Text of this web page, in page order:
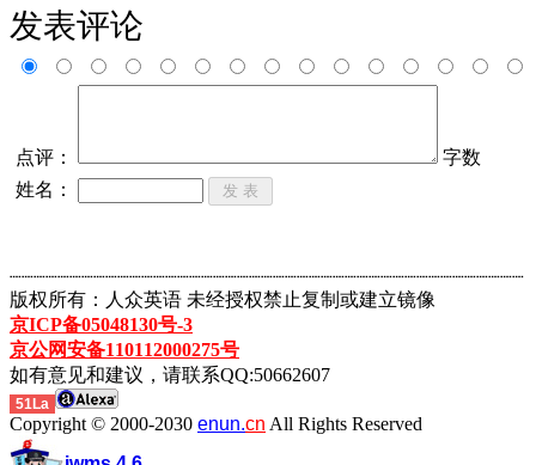
发表评论
点评：
字数
姓名：
┈┈┈┈┈┈┈┈┈┈┈┈┈┈┈┈┈┈┈┈┈┈┈┈┈┈┈┈┈┈┈┈┈┈┈┈┈┈┈┈┈┈┈
版权所有：人众英语 未经授权禁止复制或建立镜像
京ICP备05048130号-3
京公网安备110112000275号
如有意见和建议，请联系QQ:50662607
51La
Copyright © 2000-2030 enun.cn All Rights Reserved